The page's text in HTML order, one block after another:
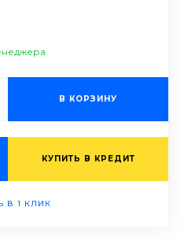
В КОРЗИНУ
КУПИТЬ В КРЕДИТ
В 1 КЛИК